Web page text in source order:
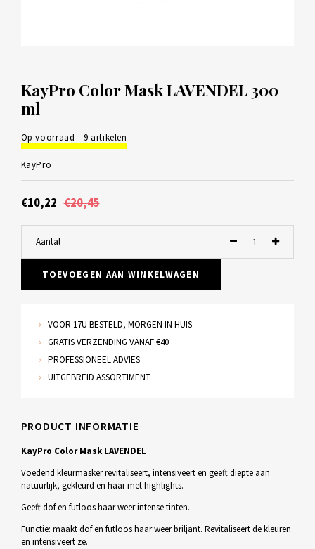
KayPro Color Mask LAVENDEL 300
ml
Op voorraad - 9 artikelen
KayPro
€10,22 €20,45
Aantal
TOEVOEGEN AAN WINKELWAGEN
VOOR 17U BESTELD, MORGEN IN HUIS
GRATIS VERZENDING VANAF €40
PROFESSIONEEL ADVIES
UITGEBREID ASSORTIMENT
PRODUCT INFORMATIE
KayPro Color Mask LAVENDEL
Voedend kleurmasker revitaliseert, intensiveert en geeft diepte aan
natuurlijk, gekleurd en haar met highlights.
Geeft dof en futloos haar weer intense tinten.
Functie: maakt dof en futloos haar weer briljant. Revitaliseert de kleuren
en intensiveert ze.